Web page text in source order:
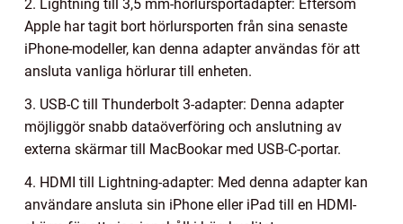
2. Lightning till 3,5 mm-hörlursportadapter: Eftersom
Apple har tagit bort hörlursporten från sina senaste
iPhone-modeller, kan denna adapter användas för att
ansluta vanliga hörlurar till enheten.
3. USB-C till Thunderbolt 3-adapter: Denna adapter
möjliggör snabb dataöverföring och anslutning av
externa skärmar till MacBookar med USB-C-portar.
4. HDMI till Lightning-adapter: Med denna adapter kan
användare ansluta sin iPhone eller iPad till en HDMI-